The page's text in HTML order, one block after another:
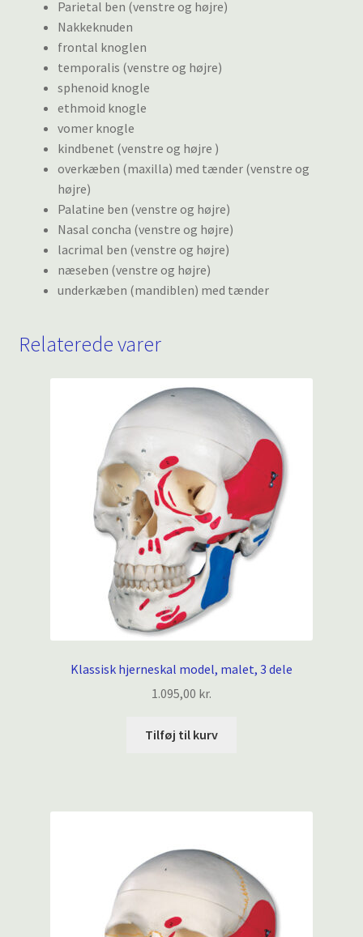
Parietal ben (venstre og højre)
Nakkeknuden
frontal knoglen
temporalis (venstre og højre)
sphenoid knogle
ethmoid knogle
vomer knogle
kindbenet (venstre og højre )
overkæben (maxilla) med tænder (venstre og
højre)
Palatine ben (venstre og højre)
Nasal concha (venstre og højre)
lacrimal ben (venstre og højre)
næseben (venstre og højre)
underkæben (mandiblen) med tænder
Relaterede varer
Klassisk hjerneskal model, malet, 3 dele
1.095,00 kr.
Tilføj til kurv